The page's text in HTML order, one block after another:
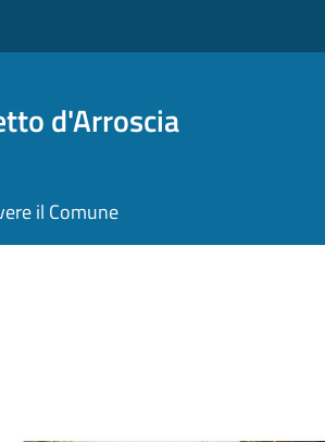
d'Arroscia
il Comune